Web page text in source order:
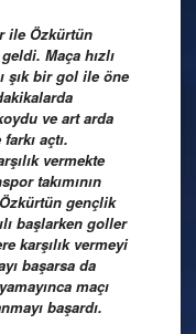
ile Özkürtün
Maça hızlı
şık bir gol ile öne
ve art arda
açtı.
vermekte
takımının
gençlik
başlarken goller
karşılık vermeyi
başarsa da
maçı
başardı.